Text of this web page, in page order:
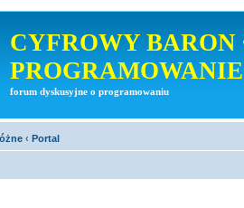
CYFROWY BARON
PROGRAMOWANIE
forum dyskusyjne o programowaniu
‹ Portal